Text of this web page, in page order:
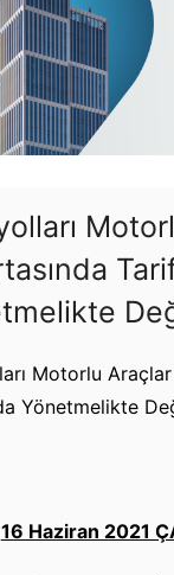
Motorlu
Yönetmelikte
16 Haziran 2021